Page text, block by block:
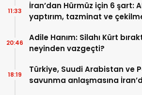
İran’dan Hürmüz için 6 şart:
yaptırım, tazminat ve
11:33
Adile Hanım: Silahı Kürt
neyinden vazgeçti?
20:46
Türkiye, Suudi Arabistan ve
savunma anlaşmasına
18:19